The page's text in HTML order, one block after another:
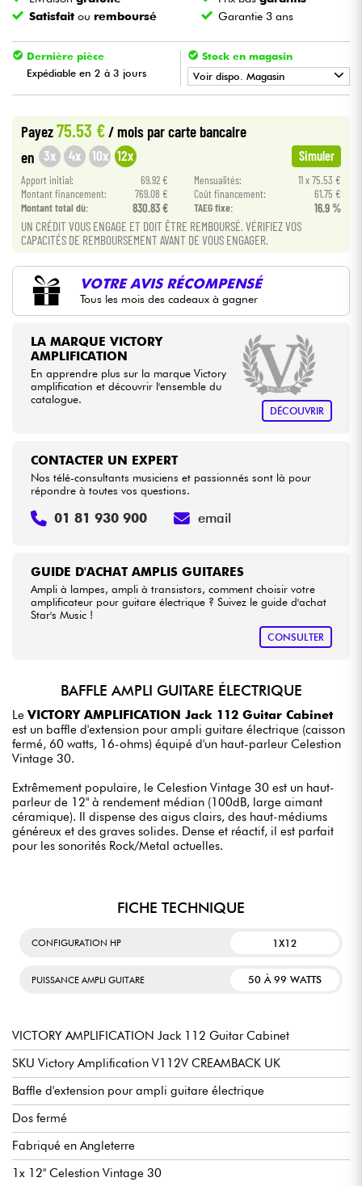
Vents
Violons & Quatuor
Eveil Musical
Câbles & Access.
HiFi
Packs
Satisfait ou remboursé Garantie 3 ans
Dernière pièce
Expédiable en 2 à 3 jours
Stock en magasin
Voir dispo. Magasin
Payez75.53 €/ mois par carte bancaire
en 3x 4x 10x 12x Simuler
Apport initial: 69.92 € Mensualités:
11 x 75.53 €
Montant financement:
769.08 € Coût financement:
61.75 €
Montant total dù:
830.83 € TAEG fixe: 16.9 %
UN CRÉDIT VOUS ENGAGE ET DOIT ÊTRE REMBOURSÉ. VÉRIFIEZ VOS
CAPACITÉS DE REMBOURSEMENT AVANT DE VOUS ENGAGER.
VOTRE AVIS RÉCOMPENSÉ
Tous les mois des cadeaux à gagner
LA MARQUE VICTORY
AMPLIFICATION
En apprendre plus sur la marque Victory
amplification et découvrir l'ensemble du
catalogue.
DÉCOUVRIR
GUIDE D'ACHAT AMPLIS GUITARES
Ampli à lampes, ampli à transistors, comment choisir votre
amplificateur pour guitare électrique ? Suivez le guide d'achat
Star's Music !
CONSULTER
CONTACTER UN EXPERT
Nos télé-consultants musiciens et passionnés sont là pour
répondre à toutes vos questions.
01 81 930 900 email
BAFFLE AMPLI GUITARE ÉLECTRIQUE
LeVICTORY AMPLIFICATION Jack 112 Guitar Cabinet
est un baffle d'extension pour ampli guitare électrique (caisson
fermé, 60 watts, 16-ohms) équipé d'un haut-parleur Celestion
Vintage 30.
Extrêmement populaire, le Celestion Vintage 30 est un haut-
parleur de 12" à rendement médian (100dB, large aimant
céramique). Il dispense des aigus clairs, des haut-médiums
généreux et des graves solides. Dense et réactif, il est parfait
pour les sonorités Rock/Metal actuelles.
FICHE TECHNIQUE
CONFIGURATION HP 1X12
PUISSANCE AMPLI GUITARE 50 À 99 WATTS
VICTORY AMPLIFICATION Jack 112 Guitar Cabinet
SKU Victory Amplification V112V CREAMBACK UK
Baffle d'extension pour ampli guitare électrique
Dos fermé
Fabriqué en Angleterre
1x 12" Celestion Vintage 30